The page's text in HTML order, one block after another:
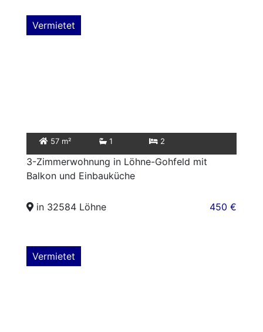
Vermietet
57 m² 1 2
3-Zimmerwohnung in Löhne-Gohfeld mit
Balkon und Einbauküche
in 32584 Löhne 450 €
Vermietet